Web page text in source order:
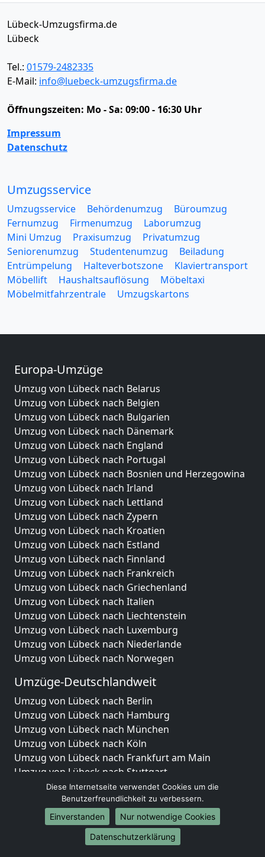
Lübeck-Umzugsfirma.de
Lübeck
Tel.: 01579-2482335
E-Mail: info@luebeck-umzugsfirma.de
Öffnungszeiten: Mo - Sa: 09:00 - 16:30 Uhr
Impressum
Datenschutz
Umzugsservice
Umzugsservice Behördenumzug
Büroumzug
Fernumzug
Firmenumzug
Laborumzug
Mini Umzug
Praxisumzug
Privatumzug
Seniorenumzug
Studentenumzug
Beiladung
Entrümpelung
Halteverbotszone
Klaviertransport
Möbellift
Haushaltsauflösung
Möbeltaxi
Möbelmitfahrzentrale
Umzugskartons
Europa-Umzüge
Umzug von Lübeck nach Belarus
Umzug von Lübeck nach Belgien
Umzug von Lübeck nach Bulgarien
Umzug von Lübeck nach Dänemark
Umzug von Lübeck nach England
Umzug von Lübeck nach Portugal
Umzug von Lübeck nach Bosnien und Herzegowina
Umzug von Lübeck nach Irland
Umzug von Lübeck nach Lettland
Umzug von Lübeck nach Zypern
Umzug von Lübeck nach Kroatien
Umzug von Lübeck nach Estland
Umzug von Lübeck nach Finnland
Umzug von Lübeck nach Frankreich
Umzug von Lübeck nach Griechenland
Umzug von Lübeck nach Italien
Umzug von Lübeck nach Liechtenstein
Umzug von Lübeck nach Luxemburg
Umzug von Lübeck nach Niederlande
Umzug von Lübeck nach Norwegen
Umzüge-Deutschlandweit
Umzug von Lübeck nach Berlin
Umzug von Lübeck nach Hamburg
Umzug von Lübeck nach München
Umzug von Lübeck nach Köln
Umzug von Lübeck nach Frankfurt am Main
Umzug von Lübeck nach Stuttgart
Umzug von Lübeck nach Düsseldorf
Umzug von Lübeck nach Leipzig
Umzug von Lübeck nach Dortmund
Umzug von Lübeck nach Essen
Umzug von Lübeck nach Bremen
Diese Internetseite verwendet Cookies um die
Benutzerfreundlichkeit zu verbessern.
Einverstanden
Nur notwendige Cookies
Datenschutzerklärung